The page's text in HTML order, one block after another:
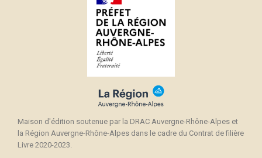
Maison d'édition soutenue par la DRAC Auvergne-Rhône-Alpes et
la Région Auvergne-Rhône-Alpes dans le cadre du Contrat de filière
Livre 2020-2023.